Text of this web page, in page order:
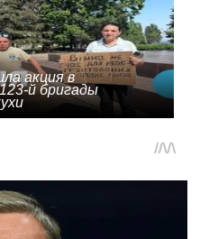
акция в
й бригады